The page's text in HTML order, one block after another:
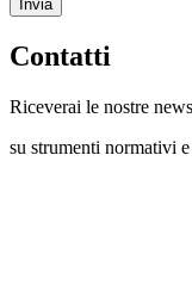
Invia
Contatti
Riceverai le nostre
su strumenti normativi